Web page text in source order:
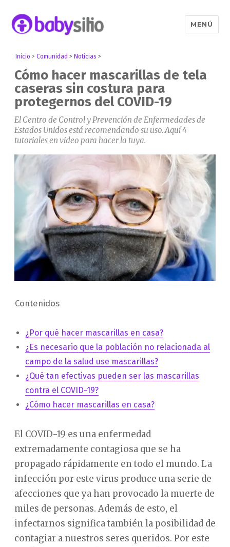
MENÚ
Inicio >Comunidad > Noticias >
Cómo hacer mascarillas de tela
caseras sin costura para
protegernos del COVID-19
El Centro de Control y Prevención de Enfermedades de
Estados Unidos está recomendando su uso. Aquí 4
tutoriales en video para hacer la tuya.
Contenidos
¿Por qué hacer mascarillas en casa?
¿Es necesario que la población no relacionada al
campo de la salud use mascarillas?
¿Qué tan efectivas pueden ser las mascarillas
contra el COVID-19?
¿Cómo hacer mascarillas en casa?
El COVID-19 es una enfermedad
extremadamente contagiosa que se ha
propagado rápidamente en todo el mundo. La
infección por este virus produce una serie de
afecciones que ya han provocado la muerte de
miles de personas. Además de esto, el
infectarnos significa también la posibilidad de
contagiar a nuestros seres queridos. Por este